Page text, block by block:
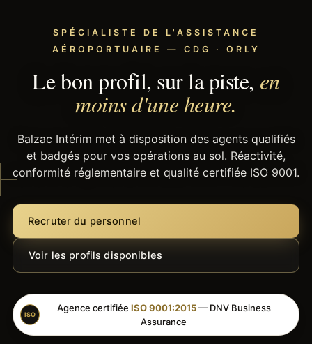
SPÉCIALISTE DE L'ASSISTANCE
AÉROPORTUAIRE — CDG · ORLY
Le bon profil, sur la piste, en
moins d'une heure.
Balzac Intérim met à disposition des agents qualifiés
et badgés pour vos opérations au sol. Réactivité,
conformité réglementaire et qualité certifiée ISO 9001.
Recruter du personnel
Voir les profils disponibles
ISO
Agence certifiée ISO 9001:2015— DNV Business
Assurance